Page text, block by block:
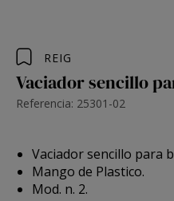
REIG
Vaciador sencillo
Referencia: 25301-02
Vaciador sencillo para
Mango de Plastico.
Mod. n. 2.